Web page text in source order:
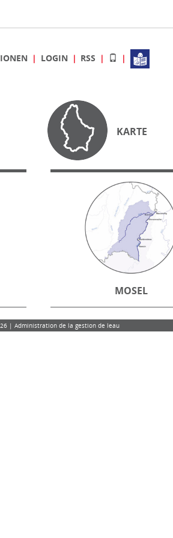
LOGIN RSS
KARTE
MOSEL
| Administration de la gestion de leau